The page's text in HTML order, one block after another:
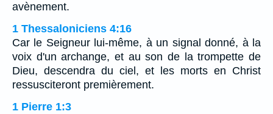
avènement.
1 Thessaloniciens 4:16
Car le Seigneur lui-même, à un signal donné, à la
voix d'un archange, et au son de la trompette de
Dieu, descendra du ciel, et les morts en Christ
ressusciteront premièrement.
1 Pierre 1:3